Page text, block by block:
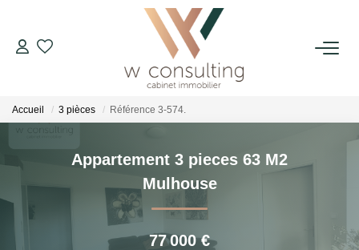
ACQUÉRIR
LOUER
GÉRER
Accueil 3 pièces Référence 3-574.
Appartement 3 pieces 63 M2
Mulhouse
77 000 €